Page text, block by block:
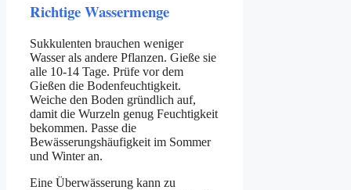
Richtige Wassermenge
Sukkulenten brauchen weniger
Wasser als andere Pflanzen. Gieße sie
alle 10-14 Tage. Prüfe vor dem
Gießen die Bodenfeuchtigkeit.
Weiche den Boden gründlich auf,
damit die Wurzeln genug Feuchtigkeit
bekommen. Passe die
Bewässerungshäufigkeit im Sommer
und Winter an.
Eine Überwässerung kann zu